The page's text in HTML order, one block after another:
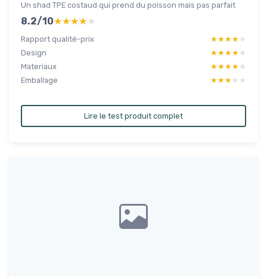
Un shad TPE costaud qui prend du poisson mais pas parfait
8.2/10★★★★★
★★★★★
Rapport qualité-prix ★★★★★
★★★★★
Design
★★★★★
★★★★★
Materiaux
★★★★★
★★★★★
Emballage
★★★★★
★★★★★
Lire le test produit complet